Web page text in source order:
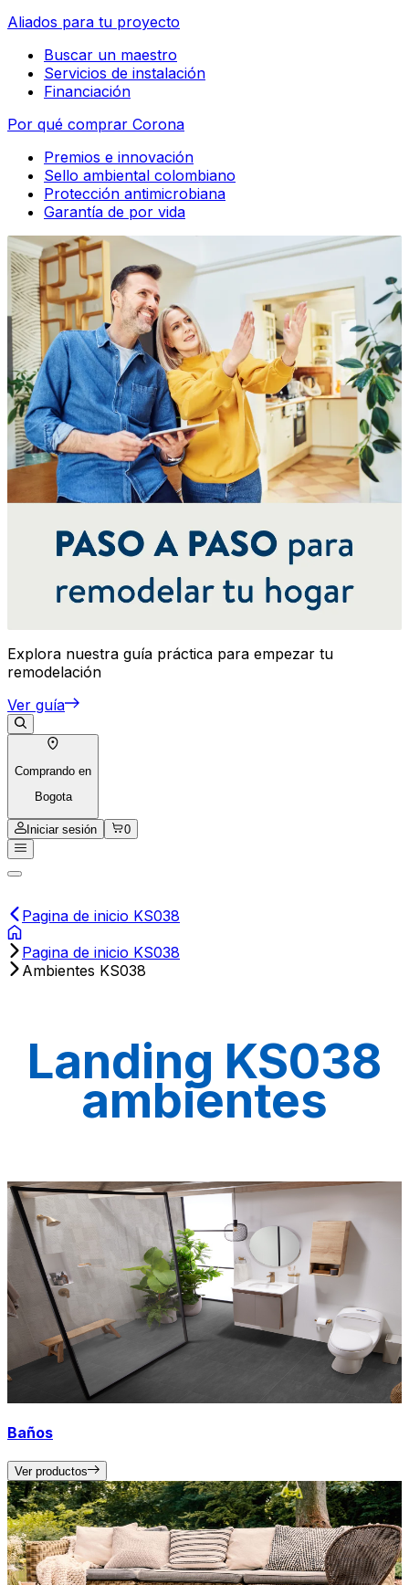
Aliados para tu proyecto
Buscar un maestro
Servicios de instalación
Financiación
Por qué comprar Corona
Premios e innovación
Sello ambiental colombiano
Protección antimicrobiana
Garantía de por vida
Explora nuestra guía práctica para empezar tu
remodelación
Ver guía
Comprando en
Bogota
Iniciar sesión 0
Pagina de inicio KS038
Pagina de inicio KS038
Ambientes KS038
Landing KS038
ambientes
Baños
Ver productos